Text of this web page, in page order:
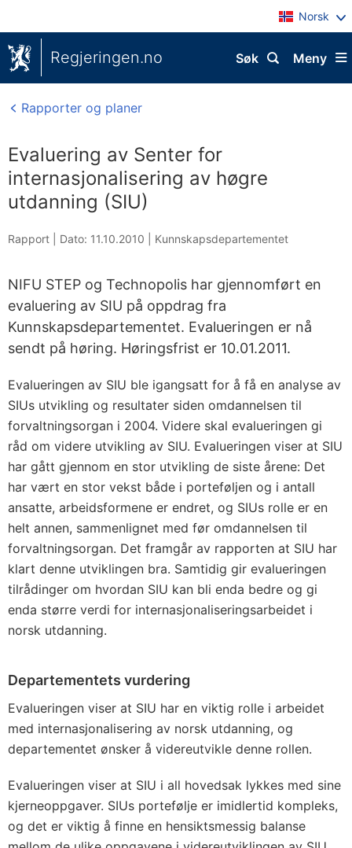
Norsk
Regjeringen.no Meny
Søk
Rapporter og planer
Evaluering av Senter for
internasjonalisering av høgre
utdanning (SIU)
Rapport | Dato: 11.10.2010 Kunnskapsdepartementet
NIFU STEP og Technopolis har gjennomført en
evaluering av SIU på oppdrag fra
Kunnskapsdepartementet. Evalueringen er nå
sendt på høring. Høringsfrist er 10.01.2011.
Evalueringen av SIU ble igangsatt for å få en analyse av
SIUs utvikling og resultater siden omdannelsen til
forvaltningsorgan i 2004. Videre skal evalueringen gi
råd om videre utvikling av SIU. Evalueringen viser at SIU
har gått gjennom en stor utvikling de siste årene: Det
har vært en stor vekst både i porteføljen og i antall
ansatte, arbeidsformene er endret, og SIUs rolle er en
helt annen, sammenlignet med før omdannelsen til
forvaltningsorgan. Det framgår av rapporten at SIU har
klart denne utviklingen bra. Samtidig gir evalueringen
tilrådinger om hvordan SIU kan bli enda bedre og gi
enda større verdi for internasjonaliseringsarbeidet i
norsk utdanning.
Departementets vurdering
Evalueringen viser at SIU har en viktig rolle i arbeidet
med internasjonalisering av norsk utdanning, og
departementet ønsker å videreutvikle denne rollen.
Evalueringen viser at SIU i all hovedsak lykkes med sine
kjerneoppgaver. SIUs portefølje er imidlertid kompleks,
og det er viktig å finne en hensiktsmessig balanse